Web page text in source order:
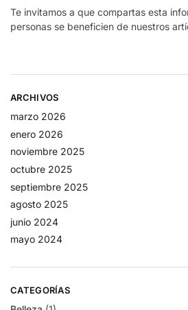
Te invitamos a que compartas esta
personas se beneficien de nuestros
ARCHIVOS
marzo 2026
enero 2026
noviembre 2025
octubre 2025
septiembre 2025
agosto 2025
junio 2024
mayo 2024
CATEGORÍAS